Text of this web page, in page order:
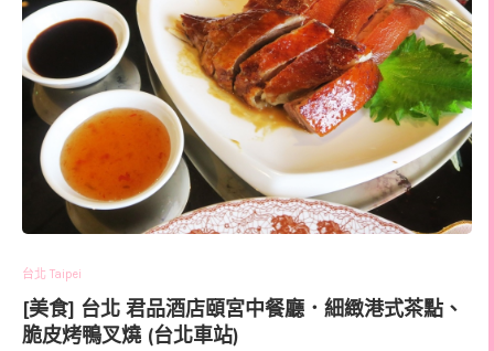
台北 Taipei
[美食] 台北 君品酒店頤宮中餐廳．細緻港式茶點、
脆皮烤鴨叉燒 (台北車站)